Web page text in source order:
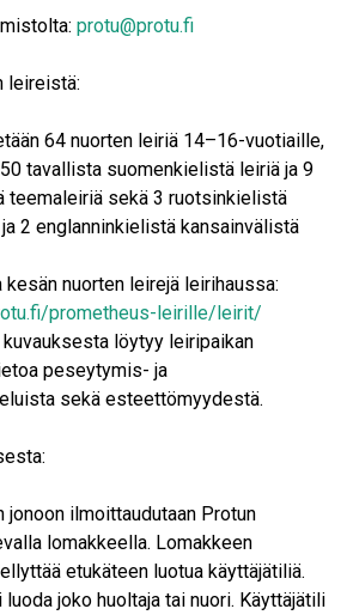
protu@protu.fi
leireistä:
64 nuorten leiriä 14–16-vuotiaille,
tavallista suomenkielistä leiriä ja 9
teemaleiriä sekä 3 ruotsinkielistä
2 englanninkielistä kansainvälistä
nuorten leirejä leirihaussa:
prometheus-leirille/leirit/
löytyy leiripaikan
peseytymis- ja
sekä esteettömyydestä.
jonoon ilmoittaudutaan Protun
lomakkeella. Lomakkeen
etukäteen luotua käyttäjätiliä.
joko huoltaja tai nuori. Käyttäjätili